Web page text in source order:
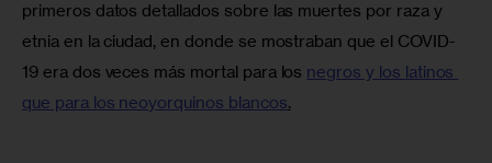
primeros datos detallados sobre las muertes por raza y
etnia en la ciudad, en donde se mostraban que el COVID-
19 era dos veces más mortal para los negros y los latinos
que para los neoyorquinos blancos.